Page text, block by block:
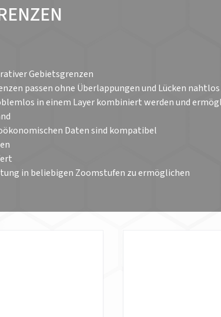
Gebietsgrenzen
passen ohne Überlappungen und Lücken
in einem Layer kombiniert werden und
Daten sind kompatibel
in beliebigen Zoomstufen zu ermöglichen